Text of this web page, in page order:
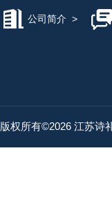
公司简介 >
版权所有©2026 江苏诗